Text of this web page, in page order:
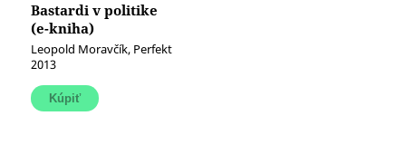
Bastardi v politike
(e-kniha)
Leopold Moravčík, Perfekt
2013